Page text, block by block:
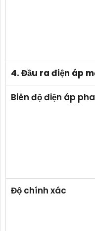
4. Đầu ra điện áp
Biên độ điện áp pha
Độ chính xác